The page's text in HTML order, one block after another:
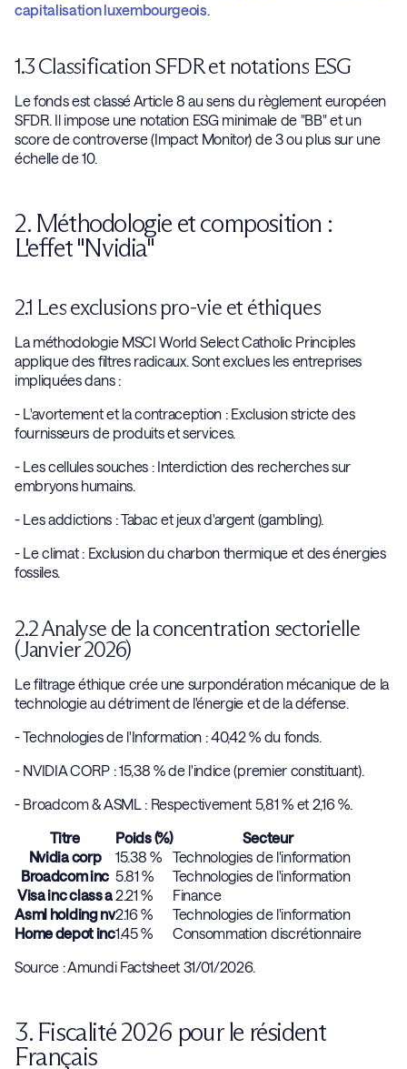
capitalisation luxembourgeois.
1.3 Classification SFDR et notations ESG
Le fonds est classé Article 8 au sens du règlement européen
SFDR. Il impose une notation ESG minimale de "BB" et un
score de controverse (Impact Monitor) de 3 ou plus sur une
échelle de 10.
2. Méthodologie et composition :
L'effet "Nvidia"
2.1 Les exclusions pro-vie et éthiques
La méthodologie MSCI World Select Catholic Principles
applique des filtres radicaux. Sont exclues les entreprises
impliquées dans :
- L'avortement et la contraception : Exclusion stricte des
fournisseurs de produits et services.
- Les cellules souches : Interdiction des recherches sur
embryons humains.
- Les addictions : Tabac et jeux d'argent (gambling).
- Le climat : Exclusion du charbon thermique et des énergies
fossiles.
2.2 Analyse de la concentration sectorielle
(Janvier 2026)
Le filtrage éthique crée une surpondération mécanique de la
technologie au détriment de l'énergie et de la défense.
- Technologies de l'Information : 40,42 % du fonds.
- NVIDIA CORP : 15,38 % de l'indice (premier constituant).
- Broadcom & ASML : Respectivement 5,81 % et 2,16 %.
Titre
Poids (%)
Secteur
Nvidia corp
15.38 %
Technologies de l'information
Broadcom inc 5.81 %
Technologies de l'information
Visa inc class a2.21 %
Finance
Asml holding nv2.16 %
Technologies de l'information
Home depot inc1.45 %
Consommation discrétionnaire
Source : Amundi Factsheet 31/01/2026.
3. Fiscalité 2026 pour le résident
Français